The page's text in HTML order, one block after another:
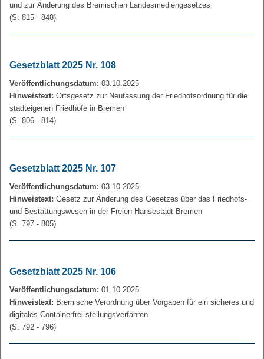
und zur Änderung des Bremischen Landesmediengesetzes
(S. 815 - 848)
Gesetzblatt 2025 Nr. 108
Veröffentlichungsdatum: 03.10.2025
Hinweistext: Ortsgesetz zur Neufassung der Friedhofsordnung für die
stadteigenen Friedhöfe in Bremen
(S. 806 - 814)
Gesetzblatt 2025 Nr. 107
Veröffentlichungsdatum: 03.10.2025
Hinweistext: Gesetz zur Änderung des Gesetzes über das Friedhofs-
und Bestattungswesen in der Freien Hansestadt Bremen
(S. 797 - 805)
Gesetzblatt 2025 Nr. 106
Veröffentlichungsdatum: 01.10.2025
Hinweistext: Bremische Verordnung über Vorgaben für ein sicheres und
digitales Containerfrei-stellungsverfahren
(S. 792 - 796)